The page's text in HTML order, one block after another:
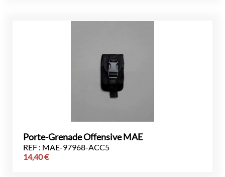
Porte-Grenade Offensive MAE
REF : MAE-97968-ACC5
14,40€